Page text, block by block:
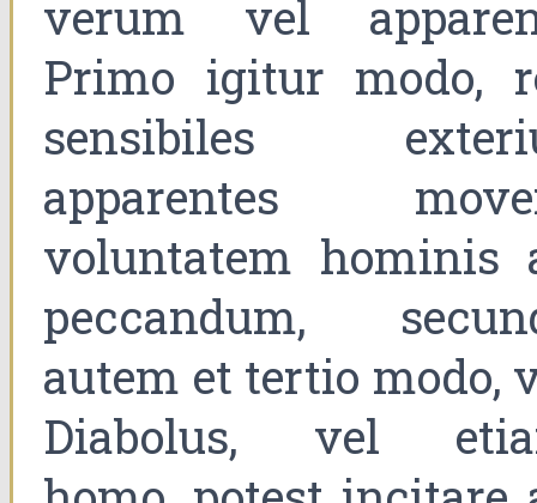
verum vel
Primo igitur modo,
sensibiles
apparentes
voluntatem hominis
peccandum,
autem et tertio modo,
Diabolus, vel